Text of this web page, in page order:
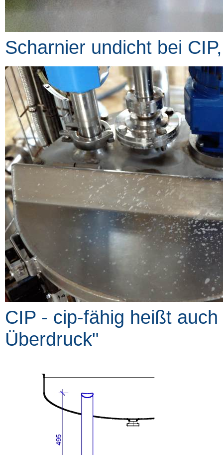
Scharnier undicht bei
CIP - cip-fähig heißt
Überdruck"